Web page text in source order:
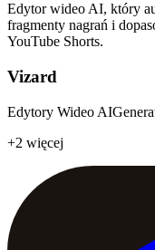
Edytor wideo AI, który
fragmenty nagrań i
YouTube Shorts.
Vizard
Edytory Wideo AI
+2 więcej